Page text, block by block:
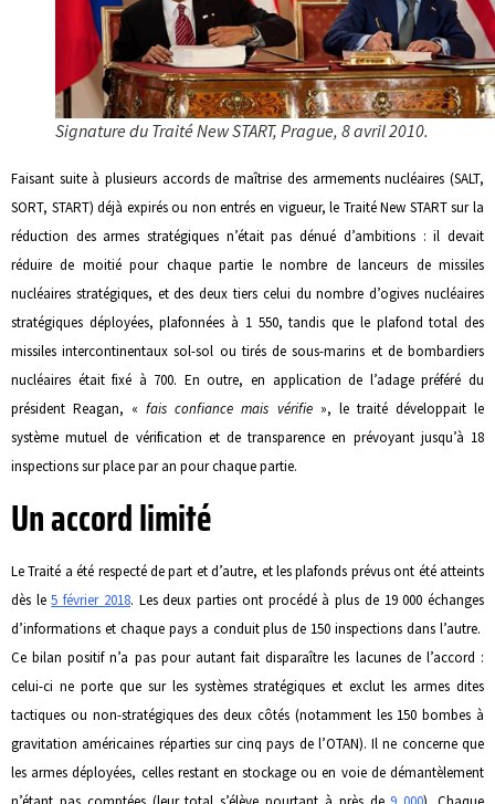
Signature du Traité New START, Prague, 8 avril 2010.
Faisant suite à plusieurs accords de maîtrise des armements nucléaires (SALT,
SORT, START) déjà expirés ou non entrés en vigueur, le Traité New START sur la
réduction des armes stratégiques n’était pas dénué d’ambitions : il devait
réduire de moitié pour chaque partie le nombre de lanceurs de missiles
nucléaires stratégiques, et des deux tiers celui du nombre d’ogives nucléaires
stratégiques déployées, plafonnées à 1 550, tandis que le plafond total des
missiles intercontinentaux sol-sol ou tirés de sous-marins et de bombardiers
nucléaires était fixé à 700. En outre, en application de l’adage préféré du
président Reagan, «fais confiance mais vérifie», le traité développait le
système mutuel de vérification et de transparence en prévoyant jusqu’à 18
inspections sur place par an pour chaque partie.
Un accord limité
Le Traité a été respecté de part et d’autre, et les plafonds prévus ont été atteints
dès le5 février 2018. Les deux parties ont procédé à plus de 19 000 échanges
d’informations et chaque pays a conduit plus de 150 inspections dans l’autre.
Ce bilan positif n’a pas pour autant fait disparaître les lacunes de l’accord :
celui-ci ne porte que sur les systèmes stratégiques et exclut les armes dites
tactiques ou non-stratégiques des deux côtés (notamment les 150 bombes à
gravitation américaines réparties sur cinq pays de l’OTAN). Il ne concerne que
les armes déployées, celles restant en stockage ou en voie de démantèlement